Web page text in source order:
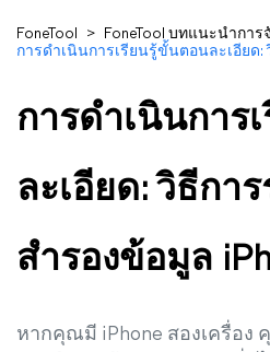
FoneTool > FoneTool บทแนะนำกา
การดำเนินการเรียนรู้ขั้นตอนละเอียด:
การดำเนินการ
ละเอียด: วิธีกา
สำรองข้อมูล
หากคุณมี iPhone สองเครื่อง